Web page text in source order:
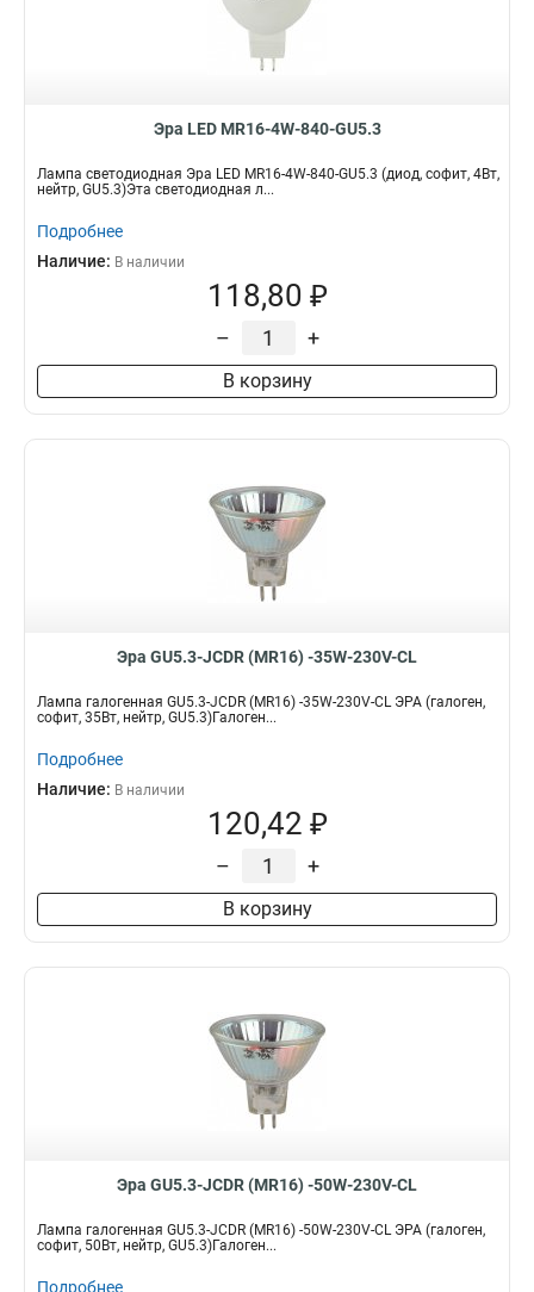
Эра LED MR16-4W-840-GU5.3
Лампа светодиодная Эра LED MR16-4W-840-GU5.3 (диод, софит, 4Вт,
нейтр, GU5.3)Эта светодиодная л...
Подробнее
Наличие: В наличии
118,80 ₽
– +
В корзину
Эра GU5.3-JCDR (MR16) -35W-230V-CL
Лампа галогенная GU5.3-JCDR (MR16) -35W-230V-CL ЭРА (галоген,
софит, 35Вт, нейтр, GU5.3)Галоген...
Подробнее
Наличие: В наличии
120,42 ₽
– +
В корзину
Эра GU5.3-JCDR (MR16) -50W-230V-CL
Лампа галогенная GU5.3-JCDR (MR16) -50W-230V-CL ЭРА (галоген,
софит, 50Вт, нейтр, GU5.3)Галоген...
Подробнее